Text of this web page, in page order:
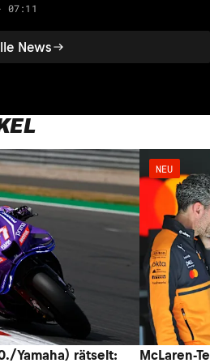
News
07:11
Yamaha) rätselt:
NEU
McLaren-